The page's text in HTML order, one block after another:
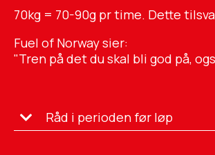
70kg = 70-90g pr time. Dette
Fuel of Norway sier:
"Tren på det du skal bli god på,
Råd i perioden før løp